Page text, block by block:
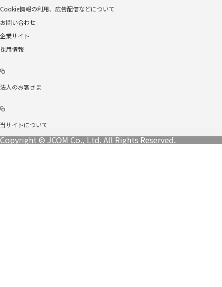
Cookie情報の利用、広告配信などについて
お問い合わせ
企業サイト
採用情報
法人のお客さま
当サイトについて
Copyright © JCOM Co., Ltd. All Rights Reserved.